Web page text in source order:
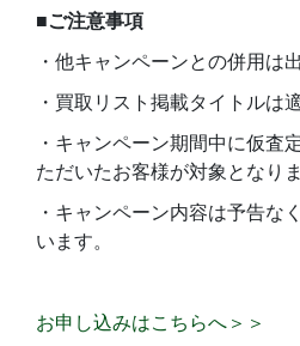
■ご注意事項
・他キャンペーンとの併用は
・買取リスト掲載タイトルは
・キャンペーン期間中に仮査
ただいたお客様が対象となりま
・キャンペーン内容は予告な
います。
お申し込みはこちらへ＞＞